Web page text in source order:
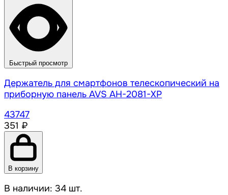
Быстрый просмотр
Держатель для смартфонов телескопический на
приборную панель AVS AH-2081-XP
43747
351 ₽
В корзину
В наличии: 34 шт.